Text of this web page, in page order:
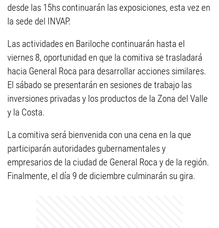
desde las 15hs continuarán las exposiciones, esta vez en
la sede del INVAP.
Las actividades en Bariloche continuarán hasta el
viernes 8, oportunidad en que la comitiva se trasladará
hacia General Roca para desarrollar acciones similares.
El sábado se presentarán en sesiones de trabajo las
inversiones privadas y los productos de la Zona del Valle
y la Costa.
La comitiva será bienvenida con una cena en la que
participarán autoridades gubernamentales y
empresarios de la ciudad de General Roca y de la región.
Finalmente, el día 9 de diciembre culminarán su gira.